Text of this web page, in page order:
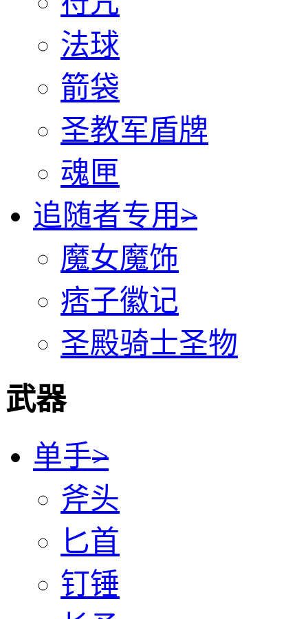
法球
箭袋
圣教军盾牌
魂匣
追随者专用>
魔女魔饰
痞子徽记
圣殿骑士圣物
武器
单手>
斧头
匕首
钉锤